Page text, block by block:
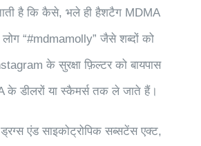
है कि कैसे, भले ही हैशटैग MDMA
लोग “#mdmamolly” जैसे शब्दों को
के सुरक्षा फ़िल्टर को बायपास
के डीलरों या स्कैमर्स तक ले जाते हैं।
एंड साइकोट्रोपिक सब्सटेंस एक्ट,